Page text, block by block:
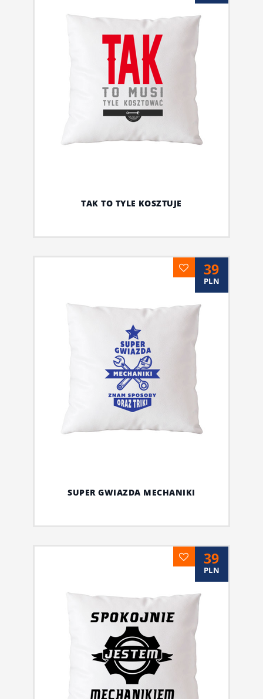
TAK TO TYLE KOSZTUJE
39
PLN
SUPER GWIAZDA MECHANIKI
39
PLN